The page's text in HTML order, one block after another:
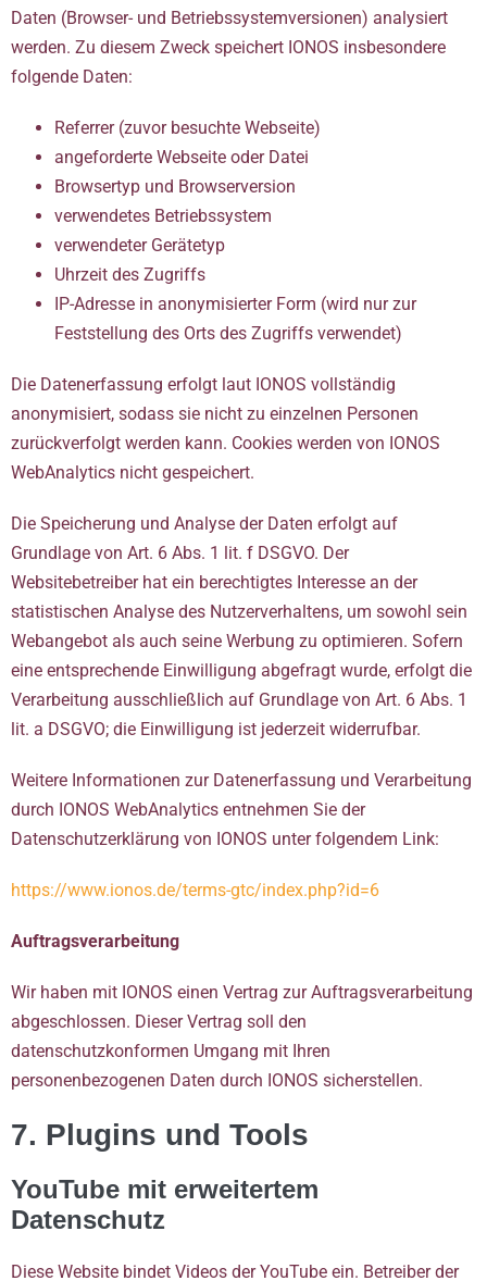
Daten (Browser- und Betriebssystemversionen) analysiert
werden. Zu diesem Zweck speichert IONOS insbesondere
folgende Daten:
Referrer (zuvor besuchte Webseite)
angeforderte Webseite oder Datei
Browsertyp und Browserversion
verwendetes Betriebssystem
verwendeter Gerätetyp
Uhrzeit des Zugriffs
IP-Adresse in anonymisierter Form (wird nur zur
Feststellung des Orts des Zugriffs verwendet)
Die Datenerfassung erfolgt laut IONOS vollständig
anonymisiert, sodass sie nicht zu einzelnen Personen
zurückverfolgt werden kann. Cookies werden von IONOS
WebAnalytics nicht gespeichert.
Die Speicherung und Analyse der Daten erfolgt auf
Grundlage von Art. 6 Abs. 1 lit. f DSGVO. Der
Websitebetreiber hat ein berechtigtes Interesse an der
statistischen Analyse des Nutzerverhaltens, um sowohl sein
Webangebot als auch seine Werbung zu optimieren. Sofern
eine entsprechende Einwilligung abgefragt wurde, erfolgt die
Verarbeitung ausschließlich auf Grundlage von Art. 6 Abs. 1
lit. a DSGVO; die Einwilligung ist jederzeit widerrufbar.
Weitere Informationen zur Datenerfassung und Verarbeitung
durch IONOS WebAnalytics entnehmen Sie der
Datenschutzerklärung von IONOS unter folgendem Link:
https://www.ionos.de/terms-gtc/index.php?id=6
Auftragsverarbeitung
Wir haben mit IONOS einen Vertrag zur Auftragsverarbeitung
abgeschlossen. Dieser Vertrag soll den
datenschutzkonformen Umgang mit Ihren
personenbezogenen Daten durch IONOS sicherstellen.
7. Plugins und Tools
YouTube mit erweitertem
Datenschutz
Diese Website bindet Videos der YouTube ein. Betreiber der